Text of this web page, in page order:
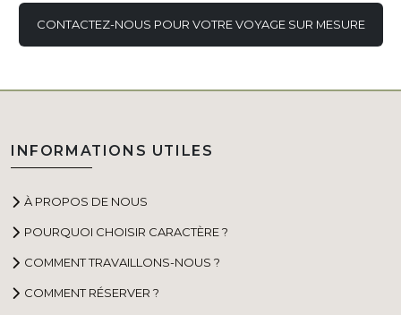
CONTACTEZ-NOUS POUR VOTRE VOYAGE SUR MESURE
INFORMATIONS UTILES
À PROPOS DE NOUS
POURQUOI CHOISIR CARACTÈRE ?
COMMENT TRAVAILLONS-NOUS ?
COMMENT RÉSERVER ?